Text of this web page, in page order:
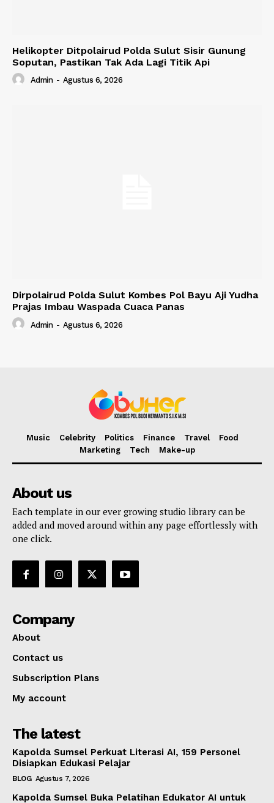
Helikopter Ditpolairud Polda Sulut Sisir Gunung
Soputan, Pastikan Tak Ada Lagi Titik Api
Admin - Agustus 6, 2026
Dirpolairud Polda Sulut Kombes Pol Bayu Aji Yudha
Prajas Imbau Waspada Cuaca Panas
Admin - Agustus 6, 2026
Music Celebrity Politics Finance Travel
Food
Marketing
Tech Make-up
About us
Each template in our ever growing studio library can be
added and moved around within any page effortlessly with
one click.
Company
About
Contact us
Subscription Plans
My account
The latest
Kapolda Sumsel Perkuat Literasi AI, 159 Personel
Disiapkan Edukasi Pelajar
BLOG Agustus 7, 2026
Kapolda Sumsel Buka Pelatihan Edukator AI untuk